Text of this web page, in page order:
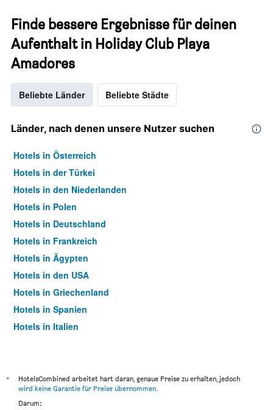
Finde bessere Ergebnisse für deinen
Aufenthalt in Holiday Club Playa
Amadores
Beliebte Länder Beliebte Städte
Länder, nach denen unsere Nutzer suchen
Hotels in Österreich
Hotels in der Türkei
Hotels in den Niederlanden
Hotels in Polen
Hotels in Deutschland
Hotels in Frankreich
Hotels in Ägypten
Hotels in den USA
Hotels in Griechenland
Hotels in Spanien
Hotels in Italien
*
HotelsCombined arbeitet hart daran, genaue Preise zu erhalten, jedoch
wird keine Garantie für Preise übernommen.
Darum: